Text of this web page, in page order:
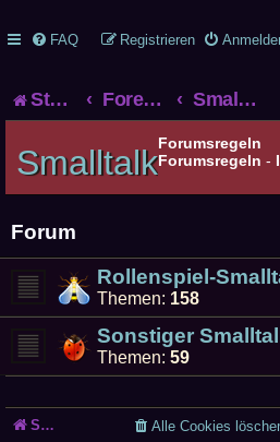
FAQ Registrieren
Startseite Foren-Übersicht Smalltalk
Smalltalk
Forumsregeln
Forumsregeln -
Forum
Rollenspiel-
Themen: 158
Sonstiger
Themen: 59
Startseite
Alle Cookies